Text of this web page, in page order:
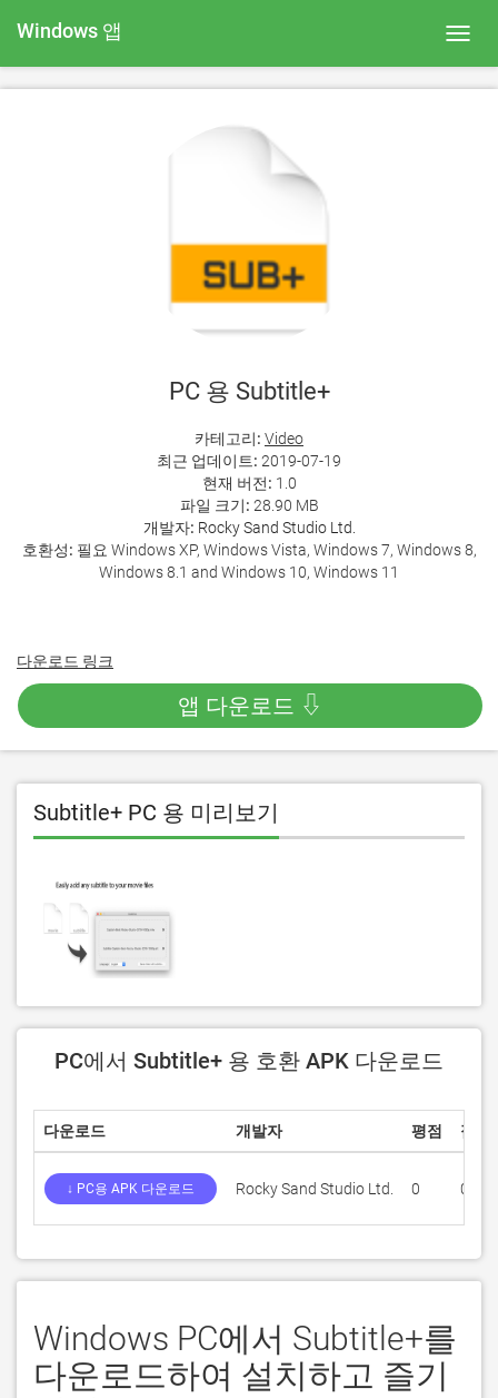
Windows 앱
PC 용 Subtitle+
카테고리: Video
최근 업데이트: 2019-07-19
현재 버전: 1.0
파일 크기: 28.90 MB
개발자: Rocky Sand Studio Ltd.
호환성: 필요 Windows XP, Windows Vista, Windows 7, Windows 8,
Windows 8.1 and Windows 10, Windows 11
다운로드 링크
앱 다운로드 ⇩
Subtitle+ PC 용 미리보기
PC에서 Subtitle+ 용 호환 APK 다운로드
다운로드 개발자 평점 점수
↓ PC용 APK 다운로드 Rocky Sand Studio Ltd. 0 0
Windows PC에서 Subtitle+를
다운로드하여 설치하고 즐기